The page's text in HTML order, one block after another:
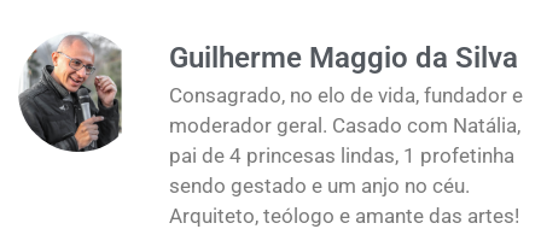
Guilherme Maggio da Silva
Consagrado, no elo de vida, fundador e
moderador geral. Casado com Natália,
pai de 4 princesas lindas, 1 profetinha
sendo gestado e um anjo no céu.
Arquiteto, teólogo e amante das artes!